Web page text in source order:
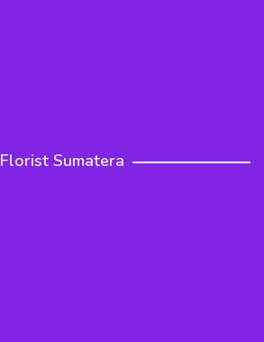
Florist Sumatera